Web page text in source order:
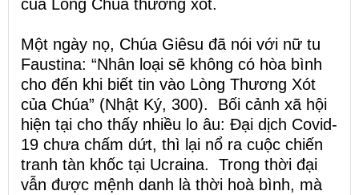
của Lòng Chúa thương xót.
Một ngày nọ, Chúa Giêsu đã nói với nữ tu
Faustina: “Nhân loại sẽ không có hòa bình
cho đến khi biết tin vào Lòng Thương Xót
của Chúa” (Nhật Ký, 300). Bối cảnh xã hội
hiện tại cho thấy nhiều lo âu: Đại dịch Covid-
19 chưa chấm dứt, thì lại nổ ra cuộc chiến
tranh tàn khốc tại Ucraina. Trong thời đại
vẫn được mệnh danh là thời hoà bình, mà